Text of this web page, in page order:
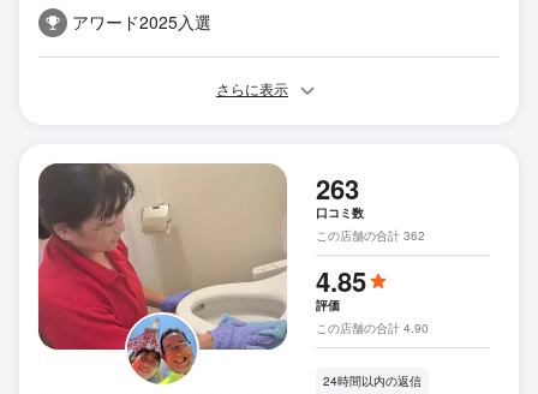
アワード2025入選
さらに表示
263
口コミ数
この店舗の合計 362
4.85
評価
この店舗の合計 4.90
24時間以内の返信